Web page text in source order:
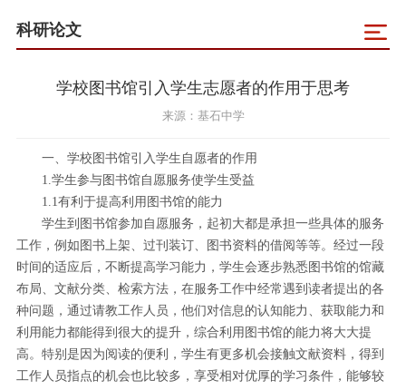
科研论文
学校图书馆引入学生志愿者的作用于思考
来源：基石中学
一、学校图书馆引入学生自愿者的作用
1.学生参与图书馆自愿服务使学生受益
1.1有利于提高利用图书馆的能力
学生到图书馆参加自愿服务，起初大都是承担一些具体的服务
工作，例如图书上架、过刊装订、图书资料的借阅等等。经过一段
时间的适应后，不断提高学习能力，学生会逐步熟悉图书馆的馆藏
布局、文献分类、检索方法，在服务工作中经常遇到读者提出的各
种问题，通过请教工作人员，他们对信息的认知能力、获取能力和
利用能力都能得到很大的提升，综合利用图书馆的能力将大大提
高。特别是因为阅读的便利，学生有更多机会接触文献资料，得到
工作人员指点的机会也比较多，享受相对优厚的学习条件，能够较